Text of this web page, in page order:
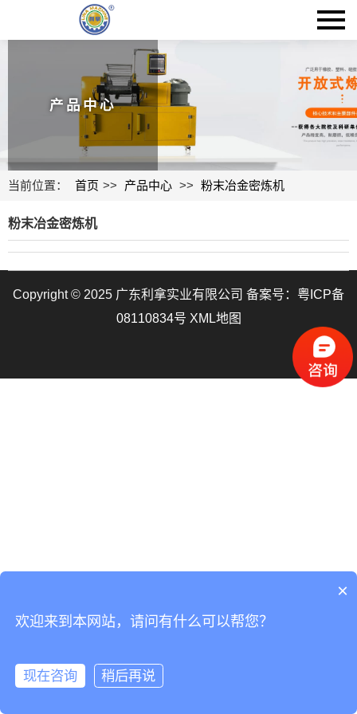
产品中心
当前位置： 首页 >> 产品中心 >> 粉末冶金密炼机
粉末冶金密炼机
Copyright © 2025 广东利拿实业有限公司 备案号： 粤ICP备
08110834号 XML地图
×
欢迎来到本网站，请问有什么可以帮您？
现在咨询
稍后再说
在线咨询